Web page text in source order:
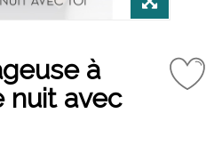
à
nuit avec